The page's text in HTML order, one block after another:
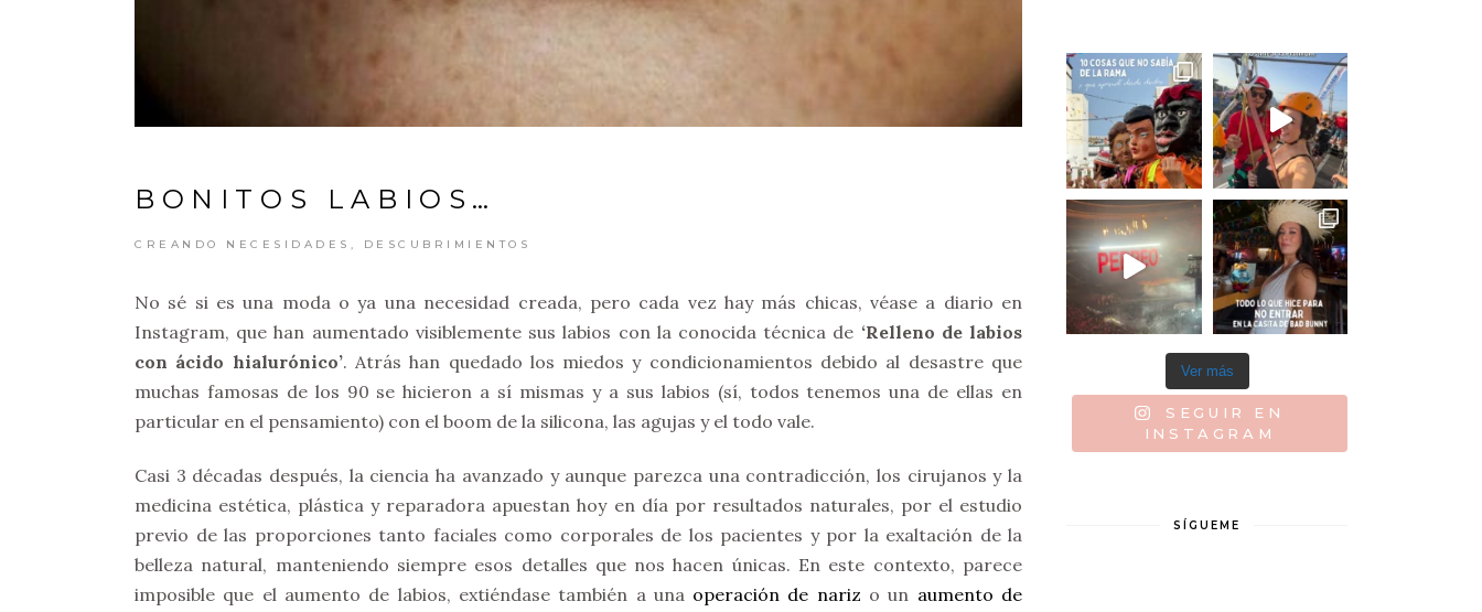
BONITOS LABIOS…
CREANDO NECESIDADES , DESCUBRIMIENTOS
No sé si es una moda o ya una necesidad creada, pero cada vez hay más chicas, véase a diario en
Instagram, que han aumentado visiblemente sus labios con la conocida técnica de ‘Relleno de labios
con ácido hialurónico’. Atrás han quedado los miedos y condicionamientos debido al desastre que
muchas famosas de los 90 se hicieron a sí mismas y a sus labios (sí, todos tenemos una de ellas en
particular en el pensamiento) con el boom de la silicona, las agujas y el todo vale.
Casi 3 décadas después, la ciencia ha avanzado y aunque parezca una contradicción, los cirujanos y la
medicina estética, plástica y reparadora apuestan hoy en día por resultados naturales, por el estudio
previo de las proporciones tanto faciales como corporales de los pacientes y por la exaltación de la
belleza natural, manteniendo siempre esos detalles que nos hacen únicas. En este contexto, parece
imposible que el aumento de labios, extiéndase también a una operación de nariz o un aumento de
Ver más
SEGUIR EN
INSTAGRAM
SÍGUEME